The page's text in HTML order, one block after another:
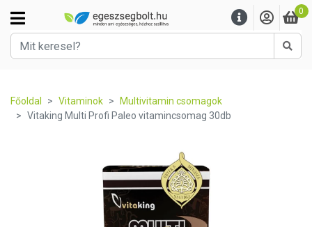
0
Főoldal Vitaminok
Multivitamin csomagok
Vitaking Multi Profi Paleo vitamincsomag 30db